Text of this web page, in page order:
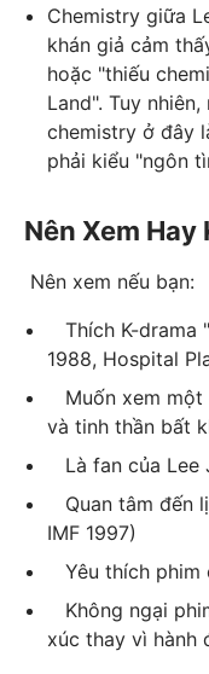
Chemistry giữa
khán giả cảm
hoặc "thiếu
Land". Tuy
chemistry ở đây
phải kiểu "ngôn
Nên Xem Hay
Nên xem nếu bạn:
Thích K-drama
1988, Hospital
Muốn xem một
và tinh thần bất
Là fan của Lee
Quan tâm đến
IMF 1997)
Yêu thích phim
Không ngại
xúc thay vì hành